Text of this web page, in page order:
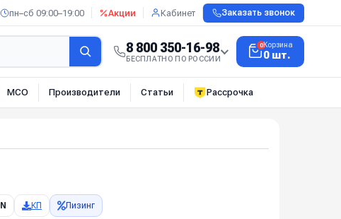
пн–сб 09:00–19:00 Акции Кабинет Заказать звонок
8 800 350-16-98
БЕСПЛАТНО ПО РОССИИ
0Корзина
0 шт.
МСО Производители Статьи Рассрочка
КП Лизинг